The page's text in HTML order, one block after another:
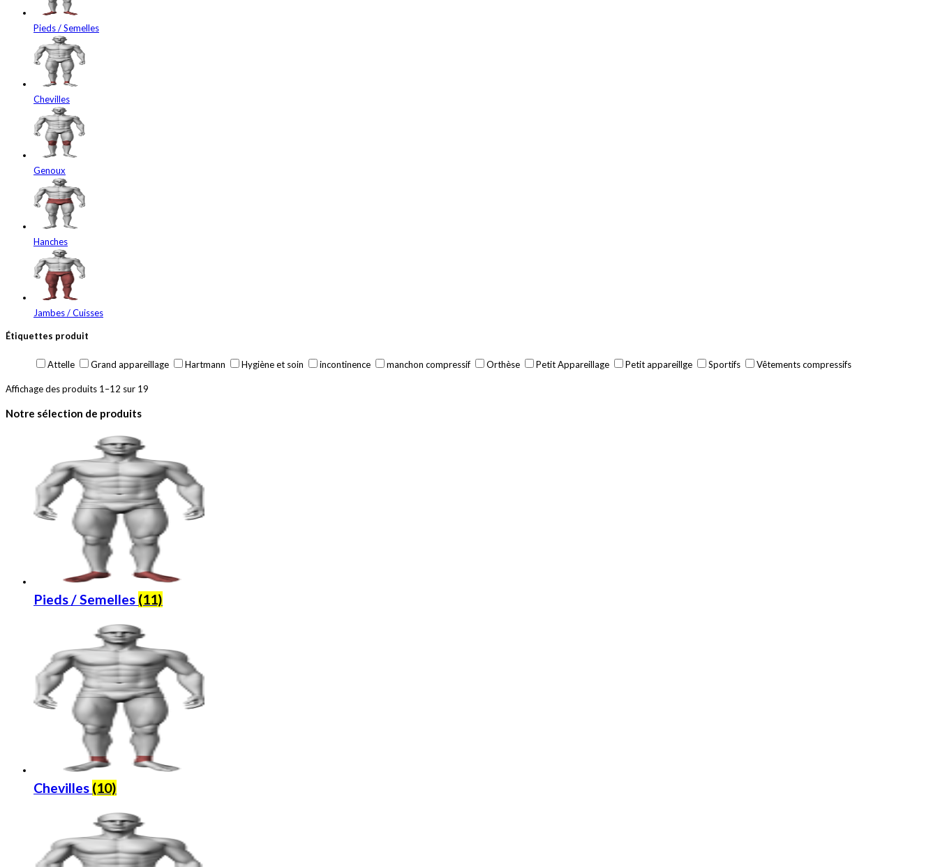
Pieds / Semelles
Chevilles
Genoux
Hanches
Jambes / Cuisses
Étiquettes produit
Attelle Grand appareillage Hartmann Hygiène et soin incontinence manchon compressif Orthèse Petit Appareillage Petit appareillge Sportifs Vêtements compressifs
Affichage des produits 1–12 sur 19
Notre sélection de produits
Pieds / Semelles (11)
Chevilles (10)